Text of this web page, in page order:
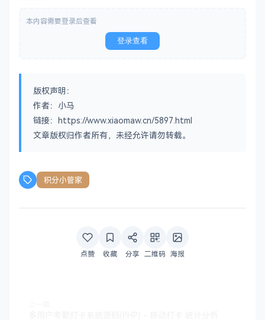
本内容需要登录后查看
登录查看
版权声明：
作者：小马
链接：https://www.xiaomaw.cn/5897.html
文章版权归作者所有，未经允许请勿转载。
积分小管家
点赞 收藏 分享 二维码 海报